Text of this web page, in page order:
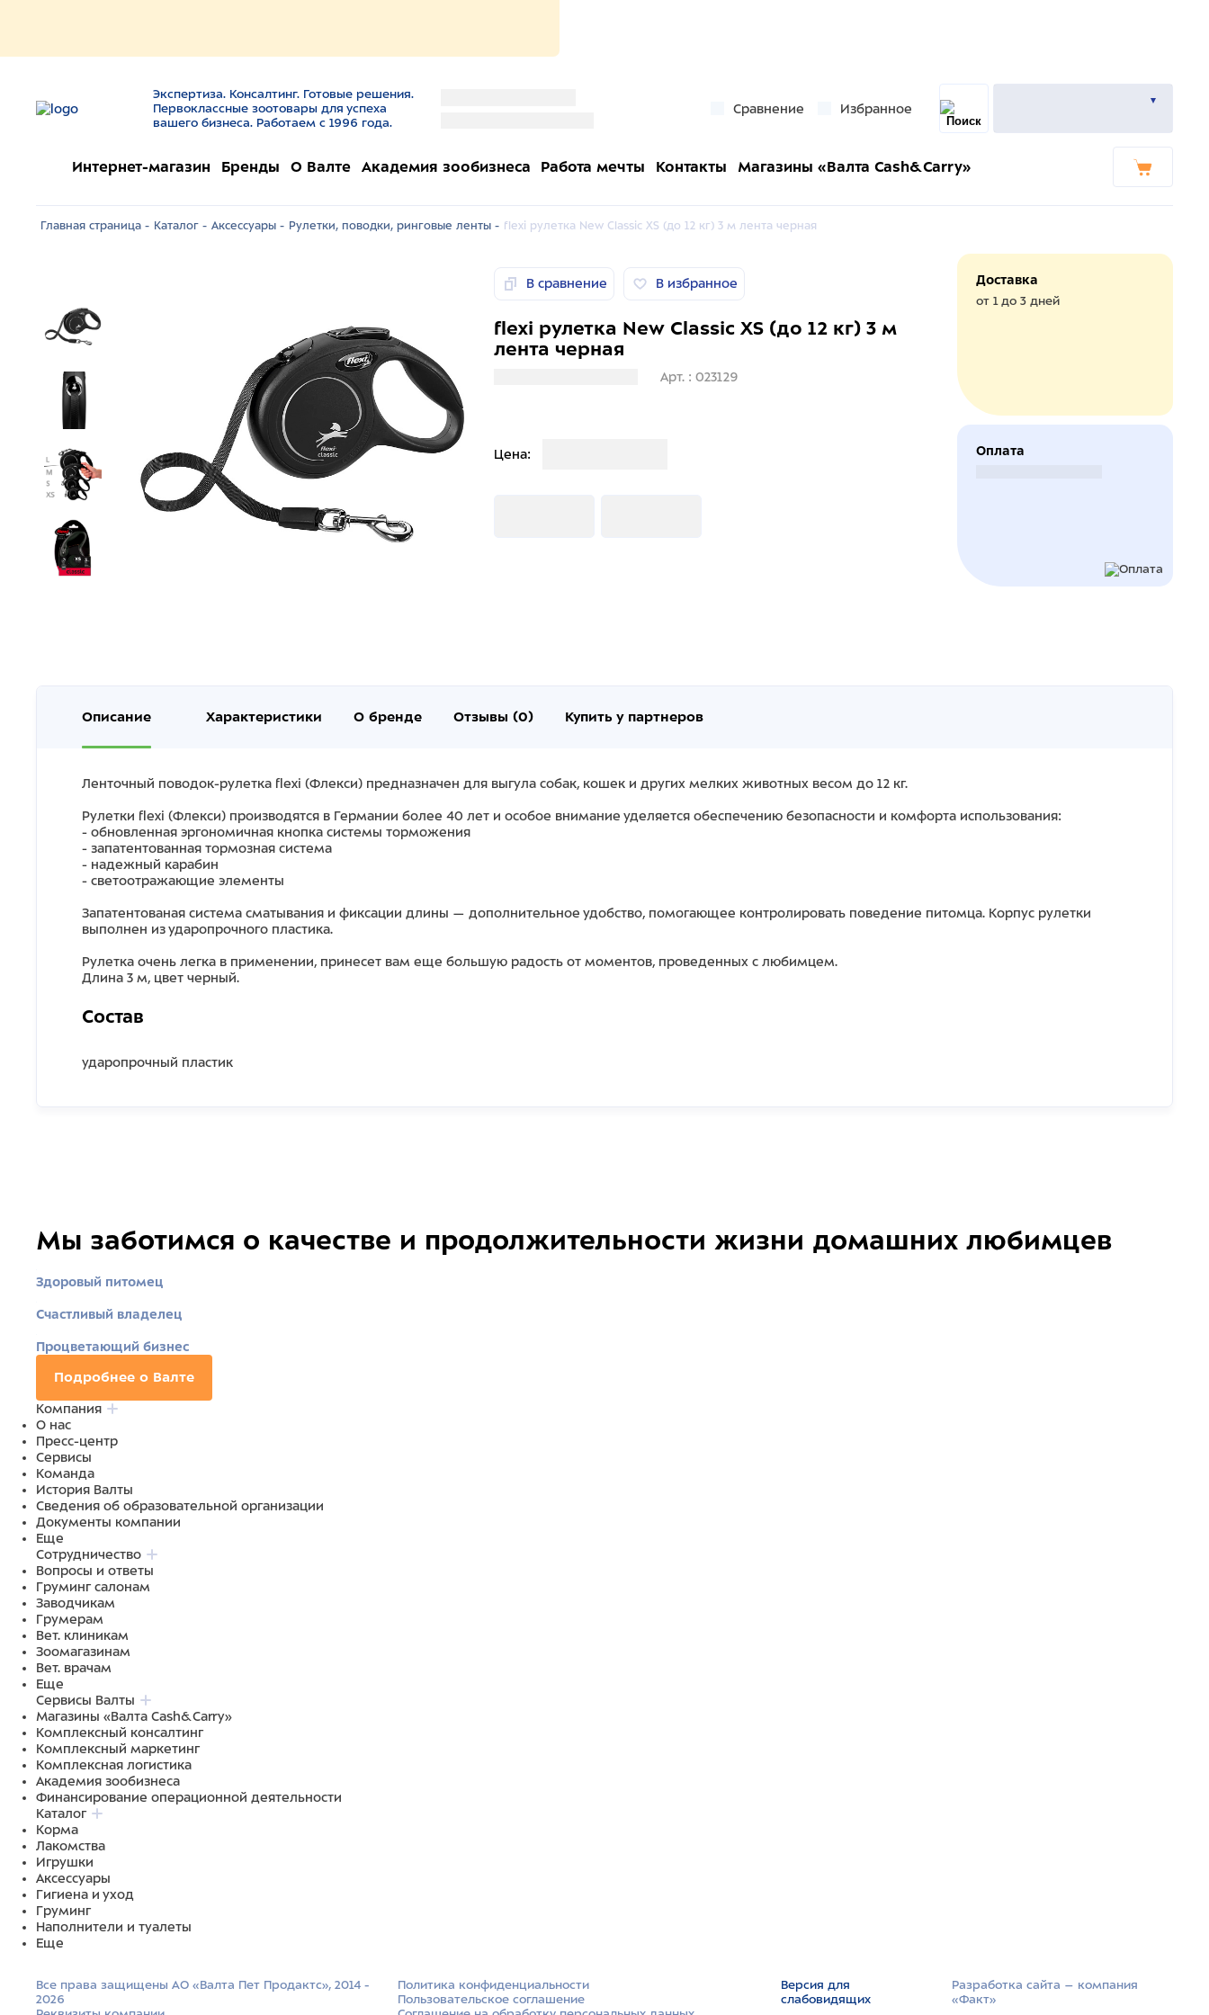
Экспертиза. Консалтинг. Готовые решения.
Первоклассные зоотовары для успеха
вашего бизнеса. Работаем с 1996 года.
Сравнение Избранное
Интернет-магазин Бренды О Валте Академия зообизнеса Работа мечты Контакты Магазины «Валта Cash&Carry»
Главная страница - Каталог - Аксессуары - Рулетки, поводки, ринговые ленты - flexi рулетка New Classic XS (до 12 кг) 3 м лента черная
В сравнение В избранное
flexi рулетка New Classic XS (до 12 кг) 3 м
лента черная
Арт. : 023129
Цена:
Доставка
от 1 до 3 дней
Оплата
Описание Характеристики О бренде Отзывы (0) Купить у партнеров
Ленточный поводок-рулетка flexi (Флекси) предназначен для выгула собак, кошек и других мелких животных весом до 12 кг.
Рулетки flexi (Флекси) производятся в Германии более 40 лет и особое внимание уделяется обеспечению безопасности и комфорта использования:
- обновленная эргономичная кнопка системы торможения
- запатентованная тормозная система
- надежный карабин
- светоотражающие элементы
Запатентованая система сматывания и фиксации длины — дополнительное удобство, помогающее контролировать поведение питомца. Корпус рулетки
выполнен из ударопрочного пластика.
Рулетка очень легка в применении, принесет вам еще большую радость от моментов, проведенных с любимцем.
Длина 3 м, цвет черный.
Состав
ударопрочный пластик
Мы заботимся о качестве и продолжительности жизни домашних любимцев
Здоровый питомец
Счастливый владелец
Процветающий бизнес
Подробнее о Валте
Компания
О нас
Пресс-центр
Сервисы
Команда
История Валты
Сведения об образовательной организации
Документы компании
Еще
Сотрудничество
Вопросы и ответы
Груминг салонам
Заводчикам
Грумерам
Вет. клиникам
Зоомагазинам
Вет. врачам
Еще
Сервисы Валты
Магазины «Валта Cash&Carry»
Комплексный консалтинг
Комплексный маркетинг
Комплексная логистика
Академия зообизнеса
Финансирование операционной деятельности
Каталог
Корма
Лакомства
Игрушки
Аксессуары
Гигиена и уход
Груминг
Наполнители и туалеты
Еще
Все права защищены АО «Валта Пет Продактс», 2014 -
2026
Политика конфиденциальности
Пользовательское соглашение
Версия для
слабовидящих
Разработка сайта –­ компания
«Факт»